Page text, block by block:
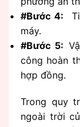
#Bước 4:
máy.
#Bước 5:
công hoàn
hợp đồng.
Trong quy
ngoài trời